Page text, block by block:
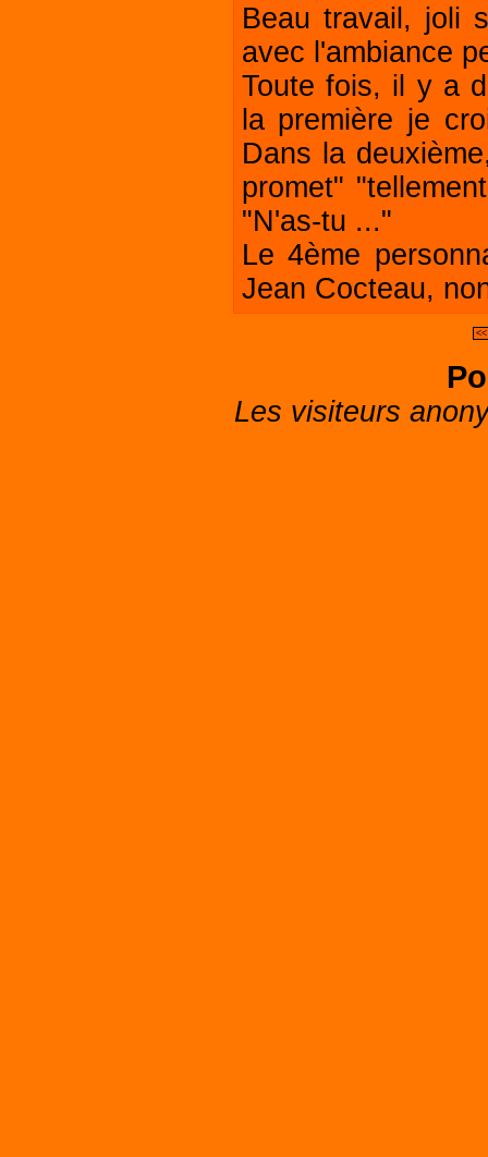
Beau travail, joli
avec l'ambiance
Toute fois, il y a
la première je
Dans la
promet"
"N'as-tu ..."
Le 4ème
Jean Cocteau,
Les visiteurs